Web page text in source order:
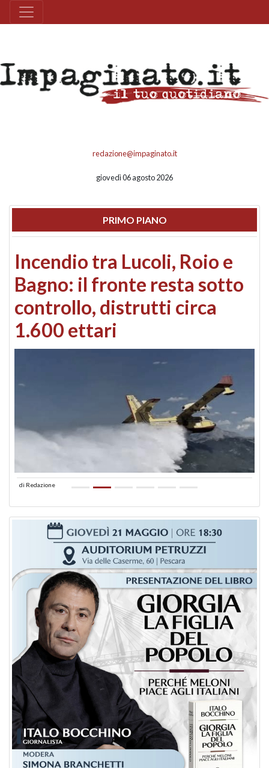
redazione@impaginato.it
giovedì 06 agosto 2026
PRIMO PIANO
Incendio tra Lucoli, Roio e
Bagno: il fronte resta sotto
controllo, distrutti circa
1.600 ettari
di Redazione